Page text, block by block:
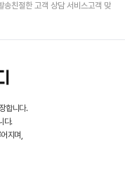
송친절한 고객 상담 서비스고객 맞춤
합니다.
다.
지며,